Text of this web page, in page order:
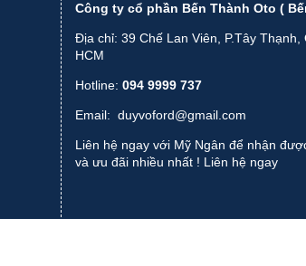
Công ty cổ phần Bến Thành Oto (
Địa chỉ: 39 Chế Lan Viên, P.Tây Thạnh,
HCM
Hotline: 094 9999 737
Email: duyvoford@gmail.com
Liên hệ ngay với Mỹ Ngân để nhận
và ưu đãi nhiều nhất ! Liên hệ ngay